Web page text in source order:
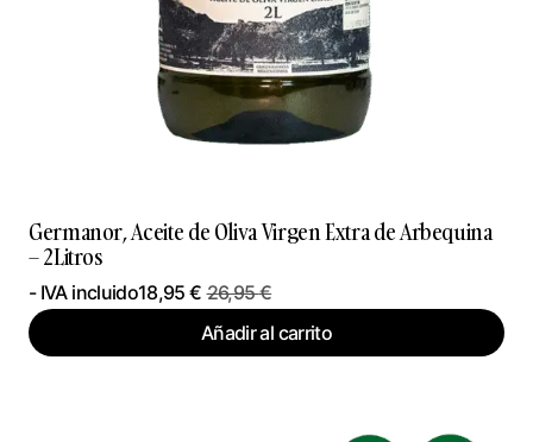
Germanor, Aceite de Oliva Virgen Extra de Arbequina
– 2Litros
26,95€
18,95€
- IVA incluido
Añadir al carrito